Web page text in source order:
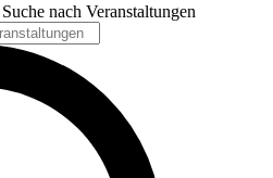
nach Veranstaltungen